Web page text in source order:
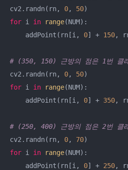
cv2.randn(rn, 0, 50
for i in range(NUM):
    addPoint(rn[i,
0] + 150,
# (350, 150) 근방의 점은 1번 클
cv2.randn(rn, 0, 50
for i in range(NUM):
    addPoint(rn[i,
0] + 350,
# (250, 400) 근방의 점은 2번 클
cv2.randn(rn, 0, 70
for i in range(NUM):
    addPoint(rn[i,
0] + 250,